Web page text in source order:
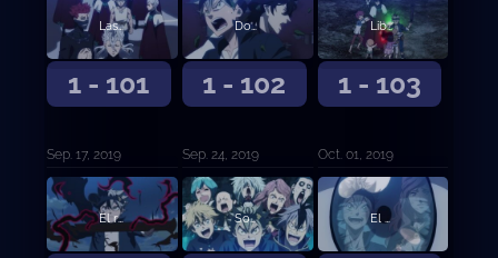
1 - 101
Las vidas de la aldea remota
Sep. 17, 2019
1 - 102
Dos milagros
Sep. 24, 2019
1 - 103
Libre del destino
Oct. 01, 2019
El rayo iracundo contra sus compañeros Sonrisas y lágrimas El camino de la venganza y el de la expiación